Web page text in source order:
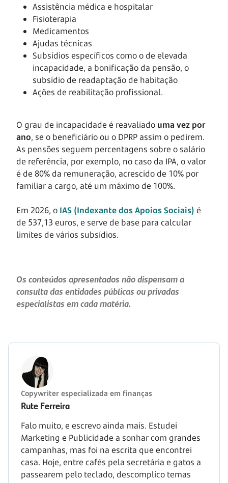
Assistência médica e hospitalar
Fisioterapia
Medicamentos
Ajudas técnicas
Subsídios específicos como o de elevada
incapacidade, a bonificação da pensão, o
subsídio de readaptação de habitação
Ações de reabilitação profissional.
O grau de incapacidade é reavaliado uma vez por
ano, se o beneficiário ou o DPRP assim o pedirem.
As pensões seguem percentagens sobre o salário
de referência, por exemplo, no caso da IPA, o valor
é de 80% da remuneração, acrescido de 10% por
familiar a cargo, até um máximo de 100%.
Em 2026, o IAS (Indexante dos Apoios Sociais) é
de 537,13 euros, e serve de base para calcular
limites de vários subsídios.
Os conteúdos apresentados não dispensam a
consulta das entidades públicas ou privadas
especialistas em cada matéria.
Copywriter especializada em finanças
Rute Ferreira
Falo muito, e escrevo ainda mais. Estudei
Marketing e Publicidade a sonhar com grandes
campanhas, mas foi na escrita que encontrei
casa. Hoje, entre cafés pela secretária e gatos a
passearem pelo teclado, descomplico temas